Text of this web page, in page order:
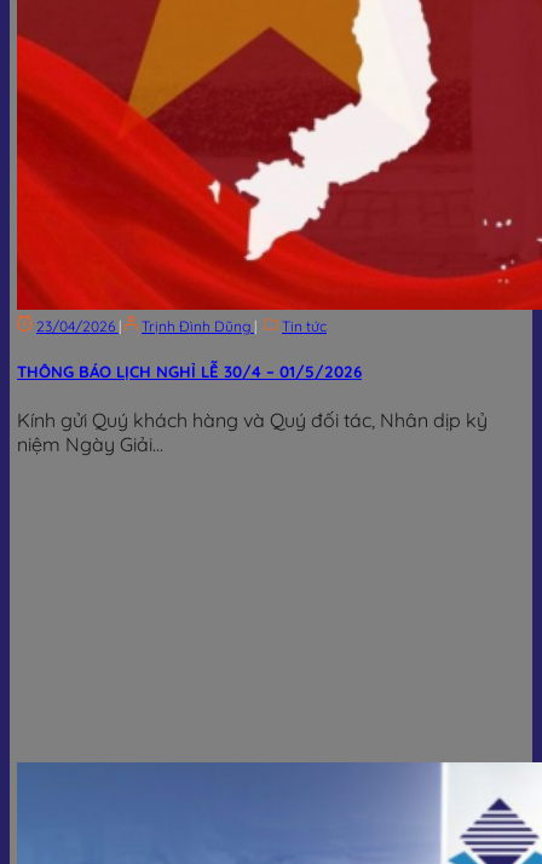
23/04/2026 | Trịnh Đình Dũng | Tin tức
THÔNG BÁO LỊCH NGHỈ LỄ 30/4 – 01/5/2026
Kính gửi Quý khách hàng và Quý đối tác, Nhân dịp kỷ
niệm Ngày Giải...